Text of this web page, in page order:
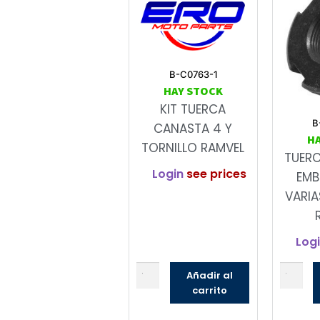
B-C0763-1
HAY STOCK
KIT TUERCA
CANASTA 4 Y
TORNILLO RAMVEL
Login see prices
Añadir al
carrito